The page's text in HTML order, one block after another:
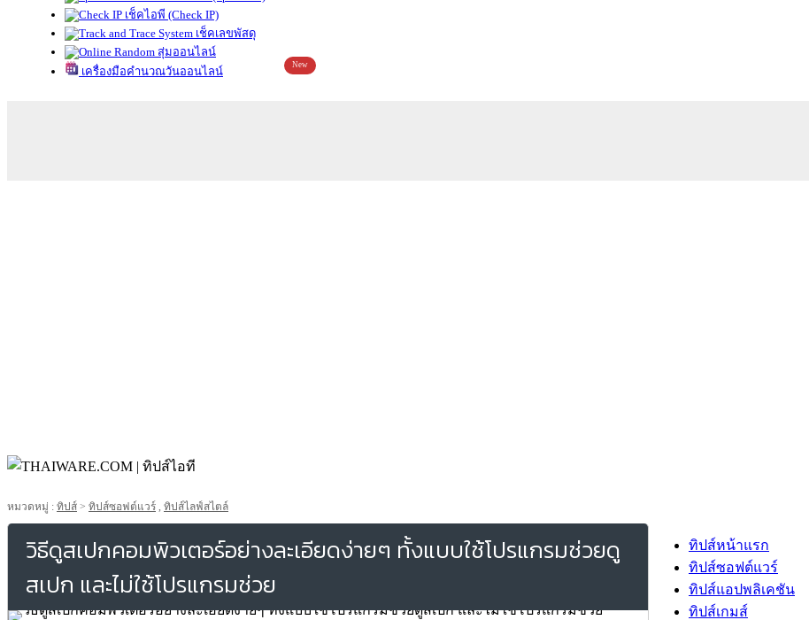
เช็คไอพี (Check IP)
เช็คเลขพัสดุ
สุ่มออนไลน์
เครื่องมือคำนวณวันออนไลน์
New
หมวดหมู่ : ทิปส์ > ทิปส์ซอฟต์แวร์ , ทิปส์ไลฟ์สไตล์
วิธีดูสเปกคอมพิวเตอร์อย่างละเอียดง่ายๆ ทั้งแบบใช้โปรแกรมช่วยดู
สเปก และไม่ใช้โปรแกรมช่วย
ทิปส์หน้าแรก
ทิปส์ซอฟต์แวร์
ทิปส์แอปพลิเคชัน
ทิปส์เกมส์